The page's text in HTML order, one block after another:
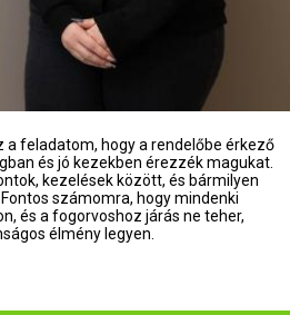
a feladatom, hogy a rendelőbe érkező
és jó kezekben érezzék magukat.
kezelések között, és bármilyen
számomra, hogy mindenki
és a fogorvoshoz járás ne teher,
élmény legyen.